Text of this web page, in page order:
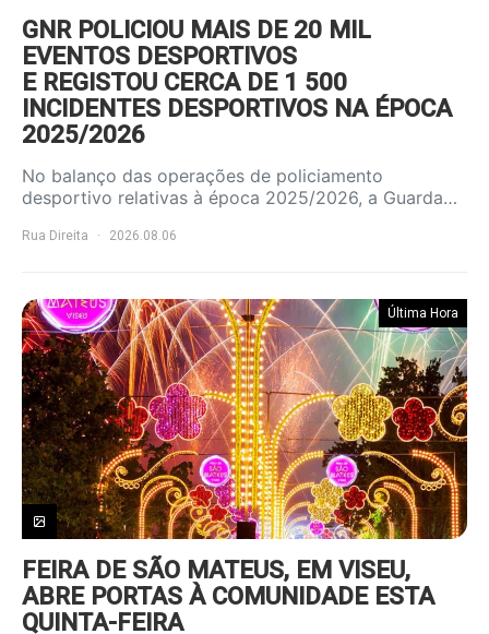
GNR POLICIOU MAIS DE 20 MIL
EVENTOS DESPORTIVOS
E REGISTOU CERCA DE 1 500
INCIDENTES DESPORTIVOS NA ÉPOCA
2025/2026
No balanço das operações de policiamento
desportivo relativas à época 2025/2026, a Guarda…
Rua Direita 2026.08.06
Última Hora
FEIRA DE SÃO MATEUS, EM VISEU,
ABRE PORTAS À COMUNIDADE ESTA
QUINTA-FEIRA